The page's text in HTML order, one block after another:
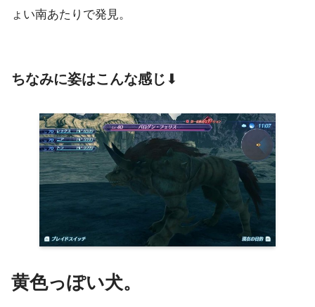
ょい南あたりで発見。
ちなみに姿はこんな感じ ⬇︎
黄色っぽい犬。